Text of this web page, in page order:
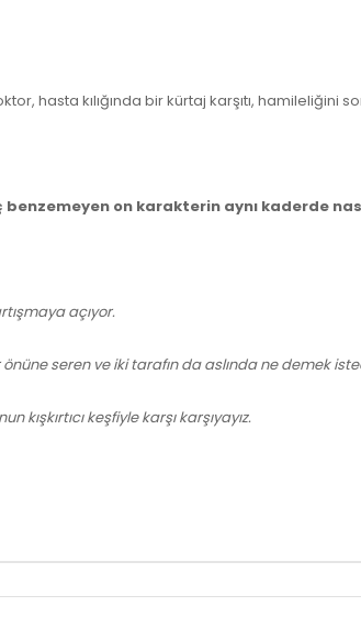
hasta kılığında bir kürtaj karşıtı, hamileliğini
on karakterin aynı kaderde
açıyor.
seren ve iki tarafın da aslında ne demek
keşfiyle karşı karşıyayız.